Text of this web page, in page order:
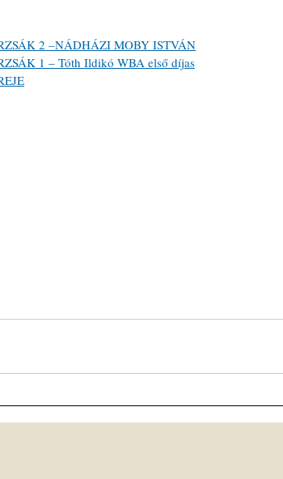
2 –NÁDHÁZI MOBY ISTVÁN
1 – Tóth Ildikó WBA első díjas